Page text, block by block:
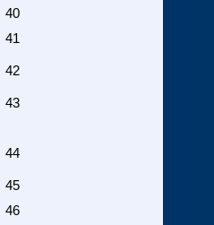
40
41
42
43
44
45
46